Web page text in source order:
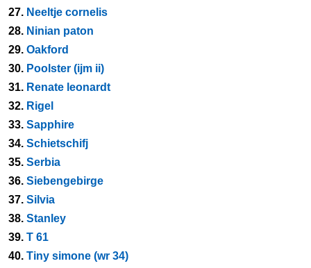
27. Neeltje cornelis
28. Ninian paton
29. Oakford
30. Poolster (ijm ii)
31. Renate leonardt
32. Rigel
33. Sapphire
34. Schietschifj
35. Serbia
36. Siebengebirge
37. Silvia
38. Stanley
39. T 61
40. Tiny simone (wr 34)